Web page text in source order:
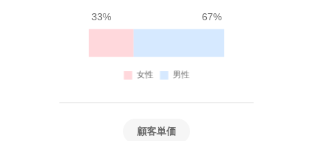
33% 67%
顧客単価